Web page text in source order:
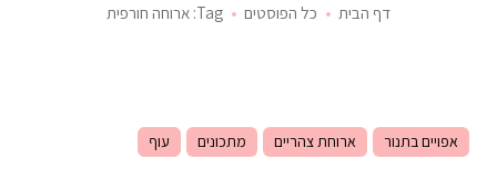
דף הבית כל הפוסטים Tag: ארוחה חורפית
אפויים בתנור ארוחת צהריים מתכונים עוף